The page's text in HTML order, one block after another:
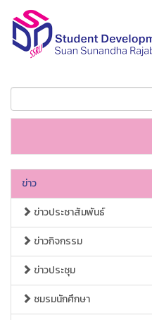
ข่าว
ข่าวประชาสัมพันธ์
ข่าวกิจกรรม
ข่าวประชุม
ชมรมนักศึกษา